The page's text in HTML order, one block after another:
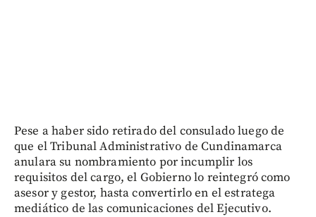
Pese a haber sido retirado del consulado luego de
que el Tribunal Administrativo de Cundinamarca
anulara su nombramiento por incumplir los
requisitos del cargo, el Gobierno lo reintegró como
asesor y gestor, hasta convertirlo en el estratega
mediático de las comunicaciones del Ejecutivo.